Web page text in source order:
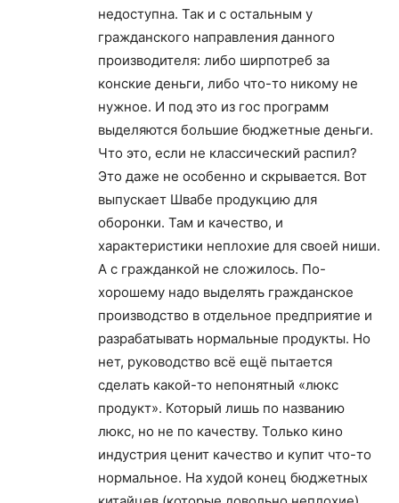
недоступна. Так и с остальным у
гражданского направления данного
производителя: либо ширпотреб за
конские деньги, либо что-то никому не
нужное. И под это из гос программ
выделяются большие бюджетные деньги.
Что это, если не классический распил?
Это даже не особенно и скрывается. Вот
выпускает Швабе продукцию для
оборонки. Там и качество, и
характеристики неплохие для своей ниши.
А с гражданкой не сложилось. По-
хорошему надо выделять гражданское
производство в отдельное предприятие и
разрабатывать нормальные продукты. Но
нет, руководство всё ещё пытается
сделать какой-то непонятный «люкс
продукт». Который лишь по названию
люкс, но не по качеству. Только кино
индустрия ценит качество и купит что-то
нормальное. На худой конец бюджетных